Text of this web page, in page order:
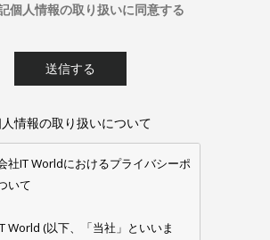
個人情報の取り扱いに同意する
情報の取り扱いについて
社IT Worldにおけるプライバシーポ
いて
World (以下、「当社」といいま